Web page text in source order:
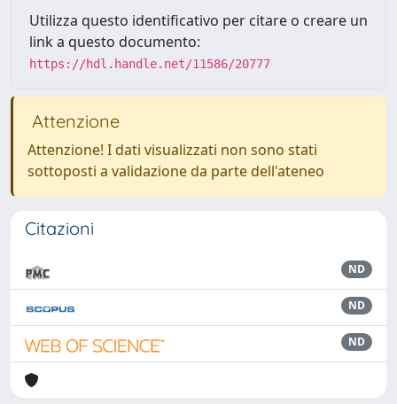
Utilizza questo identificativo per citare o creare un
link a questo documento:
https://hdl.handle.net/11586/20777
Attenzione
Attenzione! I dati visualizzati non sono stati
sottoposti a validazione da parte dell'ateneo
Citazioni
ND
ND
ND